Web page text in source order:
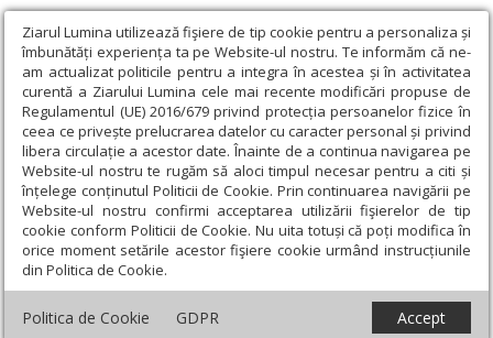
Ziarul Lumina utilizează fişiere de tip cookie pentru a personaliza și
îmbunătăți experiența ta pe Website-ul nostru. Te informăm că ne-
am actualizat politicile pentru a integra în acestea și în activitatea
curentă a Ziarului Lumina cele mai recente modificări propuse de
Regulamentul (UE) 2016/679 privind protecția persoanelor fizice în
ceea ce privește prelucrarea datelor cu caracter personal și privind
libera circulație a acestor date. Înainte de a continua navigarea pe
Website-ul nostru te rugăm să aloci timpul necesar pentru a citi și
înțelege conținutul Politicii de Cookie. Prin continuarea navigării pe
Website-ul nostru confirmi acceptarea utilizării fişierelor de tip
cookie conform Politicii de Cookie. Nu uita totuși că poți modifica în
orice moment setările acestor fişiere cookie urmând instrucțiunile
din Politica de Cookie.
Politica de Cookie GDPR Accept
Ziarul Lumina › Teologie și spiritualitate ›
Evanghelia de
Duminică › Iertarea păcatelor - începutul vindecării de boli
Iertarea păcatelor - începutul vindecării de
boli